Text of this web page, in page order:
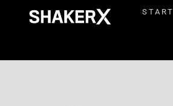
START